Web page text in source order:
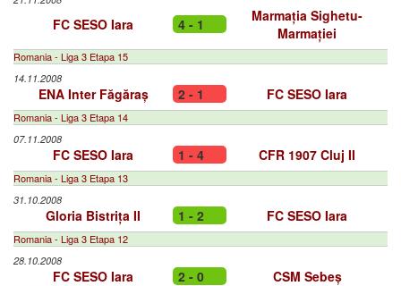
FC SESO Iara 4 - 1
Marmația Sighetu-
Marmației
Romania - Liga 3 Etapa 15
14.11.2008
ENA Inter Făgăraș 2 - 1 FC SESO Iara
Romania - Liga 3 Etapa 14
07.11.2008
FC SESO Iara 1 - 4 CFR 1907 Cluj II
Romania - Liga 3 Etapa 13
31.10.2008
Gloria Bistrița II 1 - 2 FC SESO Iara
Romania - Liga 3 Etapa 12
28.10.2008
FC SESO Iara 2 - 0 CSM Sebeș